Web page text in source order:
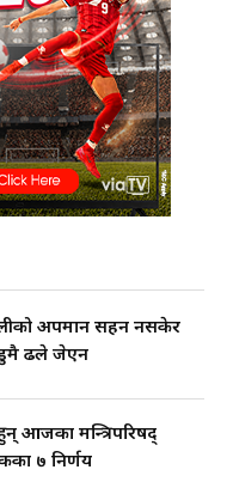
अपमान सहन नसकेर
ढले जेएन
आजका मन्त्रिपरिषद्
७ निर्णय